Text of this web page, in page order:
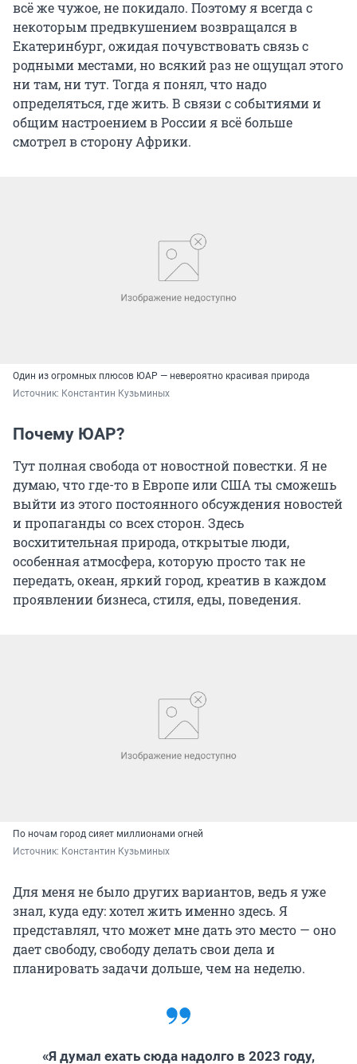
всё же чужое, не покидало. Поэтому я всегда с
некоторым предвкушением возвращался в
Екатеринбург, ожидая почувствовать связь с
родными местами, но всякий раз не ощущал этого
ни там, ни тут. Тогда я понял, что надо
определяться, где жить. В связи с событиями и
общим настроением в России я всё больше
смотрел в сторону Африки.
Один из огромных плюсов ЮАР — невероятно красивая природа
Источник: Константин Кузьминых
Почему ЮАР?
Тут полная свобода от новостной повестки. Я не
думаю, что где-то в Европе или США ты сможешь
выйти из этого постоянного обсуждения новостей
и пропаганды со всех сторон. Здесь
восхитительная природа, открытые люди,
особенная атмосфера, которую просто так не
передать, океан, яркий город, креатив в каждом
проявлении бизнеса, стиля, еды, поведения.
По ночам город сияет миллионами огней
Источник: Константин Кузьминых
Для меня не было других вариантов, ведь я уже
знал, куда еду: хотел жить именно здесь. Я
представлял, что может мне дать это место — оно
дает свободу, свободу делать свои дела и
планировать задачи дольше, чем на неделю.
«Я думал ехать сюда надолго в 2023 году,